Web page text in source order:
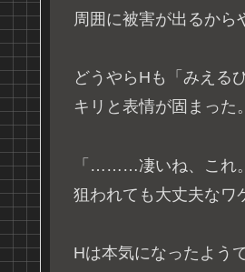
周囲に被害が出るから
どうやらHも「みえる
キリと表情が固まった。
「………凄いね、これ
狙われても大丈夫なワ
Hは本気になったよう